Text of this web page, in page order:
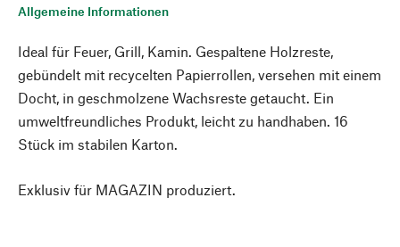
Allgemeine Informationen
Ideal für Feuer, Grill, Kamin. Gespaltene Holzreste,
gebündelt mit recycelten Papierrollen, versehen mit einem
Docht, in geschmolzene Wachsreste getaucht. Ein
umweltfreundliches Produkt, leicht zu handhaben. 16
Stück im stabilen Karton.
Exklusiv für MAGAZIN produziert.